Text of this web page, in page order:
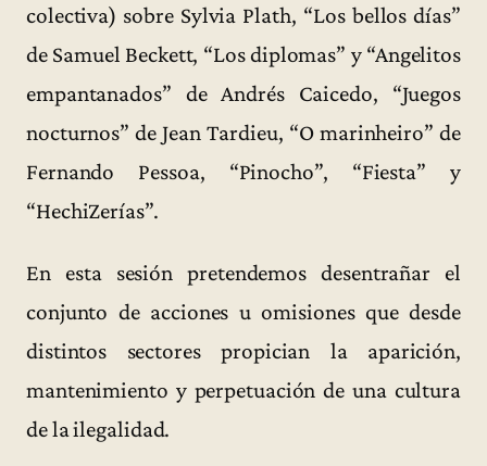
colectiva) sobre Sylvia Plath, “Los bellos días”
de Samuel Beckett, “Los diplomas” y “Angelitos
empantanados” de Andrés Caicedo, “Juegos
nocturnos” de Jean Tardieu, “O marinheiro” de
Fernando Pessoa, “Pinocho”, “Fiesta” y
“HechiZerías”.
En esta sesión pretendemos desentrañar el
conjunto de acciones u omisiones que desde
distintos sectores propician la aparición,
mantenimiento y perpetuación de una cultura
de la ilegalidad.